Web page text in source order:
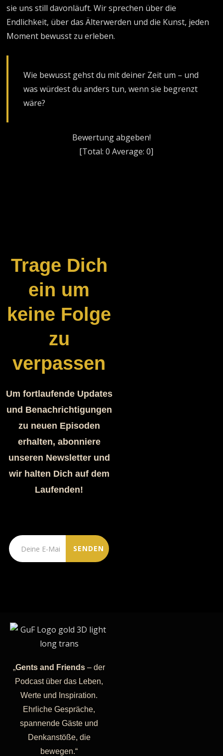
sie uns still davonläuft. Wir sprechen über die
Endlichkeit, über das Älterwerden und die Kunst, jeden
Moment bewusst zu erleben.
Wie bewusst gehst du mit deiner Zeit um – und
was würdest du anders tun, wenn sie begrenzt
wäre?
Bewertung abgeben!
[Total:0 Average:0]
Trage Dich
ein um
keine Folge
zu
verpassen
Um fortlaufende Updates
und Benachrichtigungen
zu neuen Episoden
erhalten, abonniere
unseren Newsletter und
wir halten Dich auf dem
Laufenden!
„Gents and Friends – der
Podcast über das Leben,
Werte und Inspiration.
Ehrliche Gespräche,
spannende Gäste und
Denkanstöße, die
bewegen.“